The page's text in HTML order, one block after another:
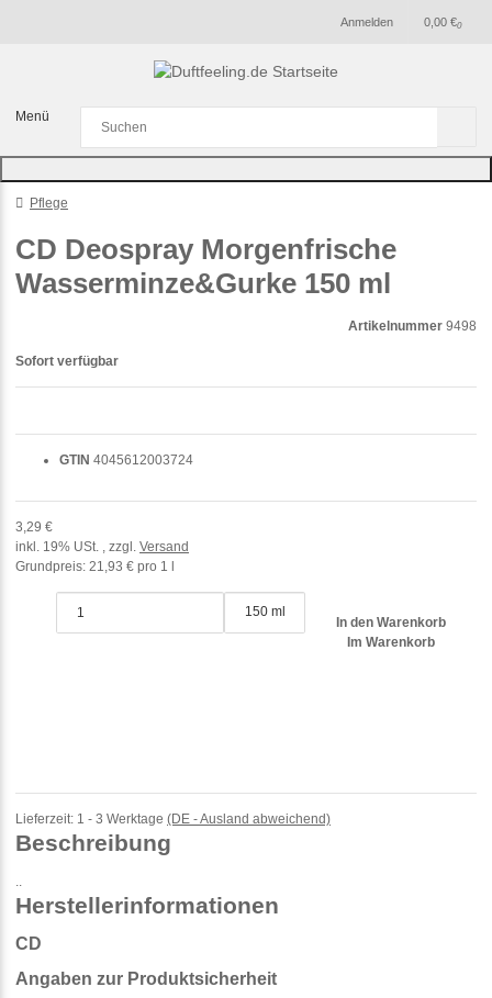
Anmelden 0
0,00 €
Menü
Pflege
CD Deospray Morgenfrische
Wasserminze&Gurke 150 ml
Artikelnummer 9498
GTIN 4045612003724
3,29 €
inkl. 19% USt. , zzgl. Versand
Grundpreis: 21,93 € pro 1 l
150 ml
In den Warenkorb
Im Warenkorb
Sofort verfügbar
Lieferzeit: 1 - 3 Werktage (DE - Ausland abweichend)
Beschreibung
Herstellerinformationen
CD
Angaben zur Produktsicherheit